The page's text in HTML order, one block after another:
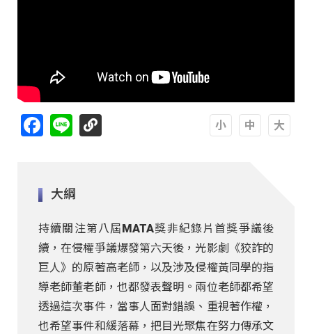
Facebook
Line
大綱
持續關注第八屆MATA獎非紀錄片首獎爭議後
續，在侵權爭議爆發第六天後，光影劇《狡詐的
巨人》的原著高老師，以及涉及侵權黃同學的指
導老師董老師，也都發表聲明。兩位老師都希望
透過這次事件，當事人面對錯誤、重視著作權，
也希望事件和緩落幕，把目光聚焦在努力傳承文